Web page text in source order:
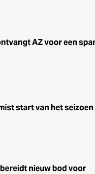
AZ voor een
start van het seizoen
nieuw bod voor